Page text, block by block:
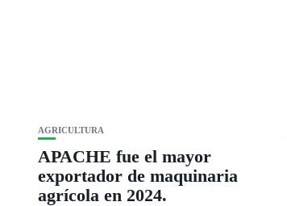
AGRICULTURA
APACHE fue el mayor
exportador de maquinaria
agrícola en 2024.